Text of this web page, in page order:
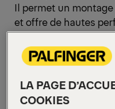
Il permet un
et offre de hautes
flexibilité pour les
exigeantes.
LA PAGE
COOKIES